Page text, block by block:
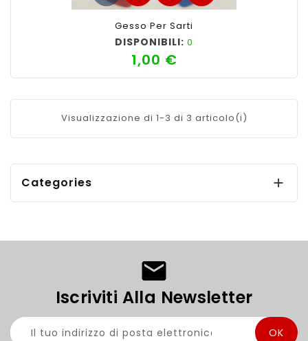
Gesso Per Sarti
DISPONIBILI: 0
1,00 €Prezzo
Visualizzazione di 1-3 di 3 articolo(i)
Categories 
Iscriviti Alla Newsletter